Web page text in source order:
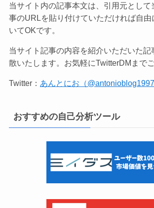
当サイト内の記事本文は、引用元として
事のURLを貼り付けていただければ自
いてOKです。
当サイト記事の内容を紹介いただいた記
散いたします。お気軽にTwitterDMまで
Twitter： あんとにお（@antonioblog1997
おすすめの自己分析ツール